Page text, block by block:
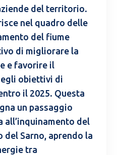
del territorio.
nel quadro delle
del fiume
di migliorare la
e favorire il
obiettivi di
il 2025. Questa
un passaggio
all’inquinamento del
Sarno, aprendo la
tra